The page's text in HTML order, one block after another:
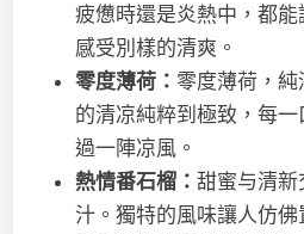
疲憊時還是炎熱中，都能
感受別樣的清爽。
零度薄荷： 零度薄荷，
的清凉純粹到極致，每
過一陣凉風。
熱情番石榴：甜蜜与清新
汁。獨特的風味讓人仿